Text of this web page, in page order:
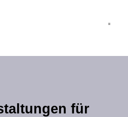
für